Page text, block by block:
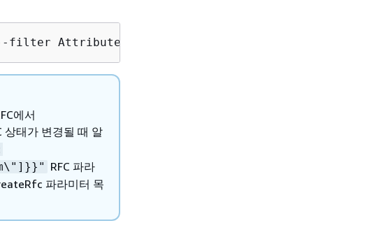
filter Attribute=ChangeTypeId,Value=
에서
상태가 변경될 때 알
RFC 파라
파라미터 목